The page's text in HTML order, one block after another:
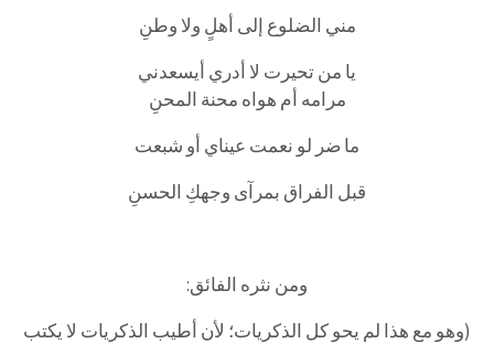
مني الضلوع إلى أهلٍ ولا وطنِ
يا من تحيرت لا أدري أيسعدني
مرامه أم هواه محنة المحنِ
ما ضر لو نعمت عيناي أو شبعت
قبل الفراق بمرآى وجهكِ الحسنِ
ومن نثره الفائق:
(وهو مع هذا لم يحو كل الذكريات؛ لأن أطيب الذكريات لا يكتب